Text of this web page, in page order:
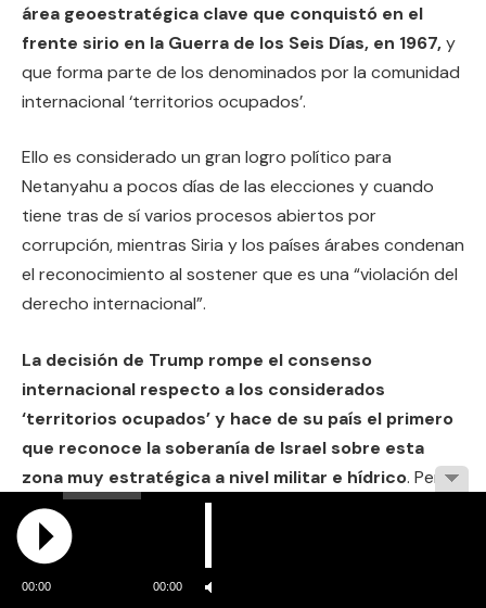
área geoestratégica clave que conquistó en el
frente sirio en la Guerra de los Seis Días, en 1967,y
que forma parte de los denominados por la comunidad
internacional ‘territorios ocupados’.
Ello es considerado un gran logro político para
Netanyahu a pocos días de las elecciones y cuando
tiene tras de sí varios procesos abiertos por
corrupción, mientras Siria y los países árabes condenan
el reconocimiento al sostener que es una “violación del
derecho internacional”.
La decisión de Trump rompe el consenso
internacional respecto a los considerados
‘territorios ocupados’ y hace de su país el primero
que reconoce la soberanía de Israel sobre esta
zona muy estratégica a nivel militar e hídrico. Pero
para la ONU, el estatus legal del Golán sigue intacto
(véase recuadro). Ya hace más de un año, Trump había
sacudido otro pilar de la política exterior
estadounidense al reconocer a Jerusalén como capital
00:00 00:00